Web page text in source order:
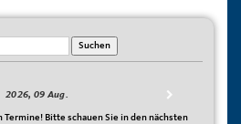
2026, 09 Aug.
Bitte schauen Sie in den nächsten